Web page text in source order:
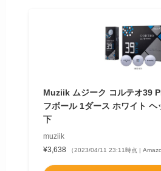
Muziik ムジーク コルテオ39
フボール 1ダース ホワイト ヘ
下
muziik
¥3,638
（2023/04/11 23:11時点 |